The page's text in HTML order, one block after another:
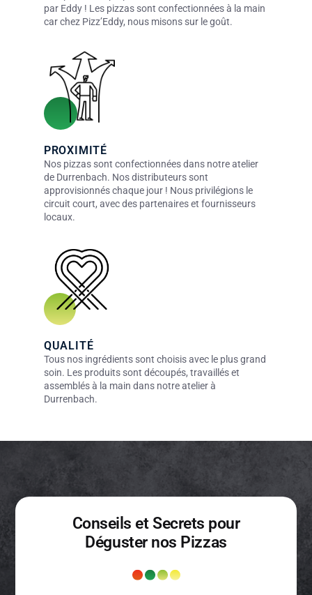
par Eddy ! Les pizzas sont confectionnées à la main
car chez Pizz’Eddy, nous misons sur le goût.
PROXIMITÉ
Nos pizzas sont confectionnées dans notre atelier
de Durrenbach. Nos distributeurs sont
approvisionnés chaque jour ! Nous privilégions le
circuit court, avec des partenaires et fournisseurs
locaux.
QUALITÉ
Tous nos ingrédients sont choisis avec le plus grand
soin. Les produits sont découpés, travaillés et
assemblés à la main dans notre atelier à
Durrenbach.
Conseils et Secrets pour
Déguster nos Pizzas